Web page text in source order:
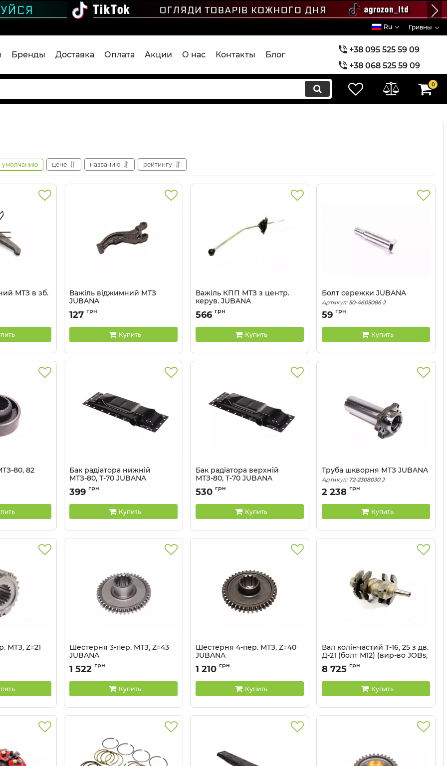
Ru Гривны
Бренды Доставка Оплата Акции О нас Контакты Блог
+38 095 525 59 09
+38 068 525 59 09
+38 073 525 59 09
0
умолчанию цене названию рейтингу
МТЗ в зб.
Важіль віджимний МТЗ
JUBANA
Артикул: 70-1601094 J
127 грн
Купить
Важіль КПП МТЗ з центр.
керув. JUBANA
Артикул: 70-1702020
566 грн
Купить
Болт сережки JUBANA
Артикул: 50-4605086 J
59 грн
Купить
80, 82
Бак радіатора нижній
МТЗ-80, Т-70 JUBANA
Артикул: 70-1301075
399 грн
Купить
Бак радіатора верхній
МТЗ-80, Т-70 JUBANA
Артикул: 70-1301055
530 грн
Купить
Труба шкворня МТЗ JUBANA
Артикул: 72-2308030 J
2 238 грн
Купить
МТЗ, Z=21
Шестерня 3-пер. МТЗ, Z=43
JUBANA
Артикул: 50-1701214
1 522 грн
Купить
Шестерня 4-пер. МТЗ, Z=40
JUBANA
Артикул: 50-1701216
1 210 грн
Купить
Вал колінчастий Т-16, 25 з дв.
Д-21 (болт М12) (вир-во JOBs,
Артикул:
8 725 грн
Купить